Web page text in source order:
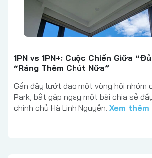
1PN vs 1PN+: Cuộc Chiến Giữa
“Ráng Thêm Chút Nữa”
Gần đây lướt dạo một vòng hội nhóm
Park, bắt gặp ngay một bài chia sẻ
chính chủ Hà Linh Nguyễn. Xem thêm